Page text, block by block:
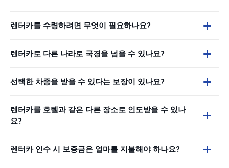
렌터카를 수령하려면 무엇이 필요하나요?
렌터카로 다른 나라로 국경을 넘을 수 있나요?
선택한 차종을 받을 수 있다는 보장이 있나요?
렌터카를 호텔과 같은 다른 장소로 인도받을 수 있나
요?
렌터카 인수 시 보증금은 얼마를 지불해야 하나요?